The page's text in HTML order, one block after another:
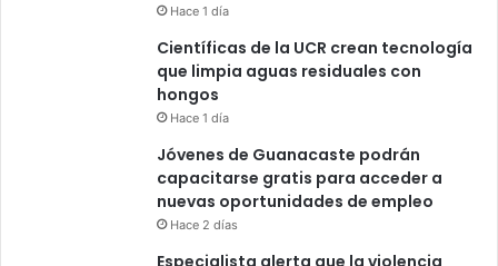
Hace 1 día
Científicas de la UCR crean tecnología
que limpia aguas residuales con
hongos
Hace 1 día
Jóvenes de Guanacaste podrán
capacitarse gratis para acceder a
nuevas oportunidades de empleo
Hace 2 días
Especialista alerta que la violencia